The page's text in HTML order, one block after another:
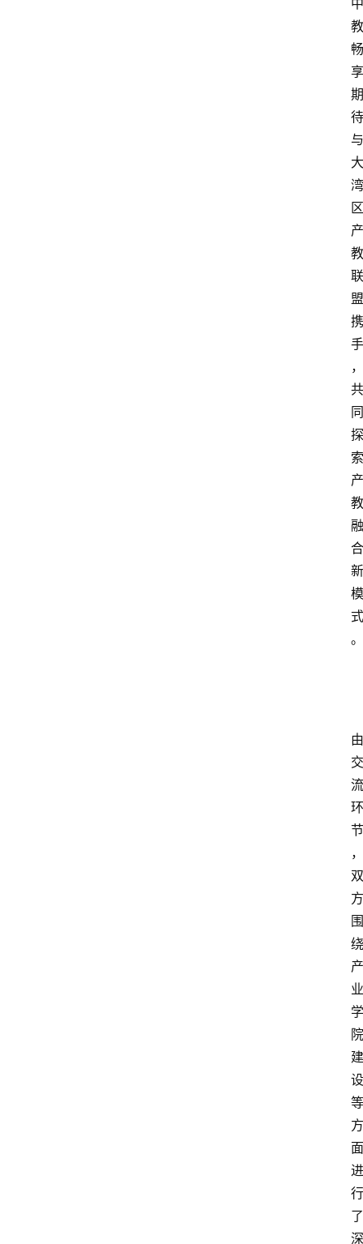
中
教
畅
享
期
待
与
大
湾
区
产
教
联
盟
携
手
，
共
同
探
索
产
教
融
合
新
模
式
。
由
交
流
环
节
，
双
方
围
绕
产
业
学
院
建
设
等
方
面
进
行
了
深